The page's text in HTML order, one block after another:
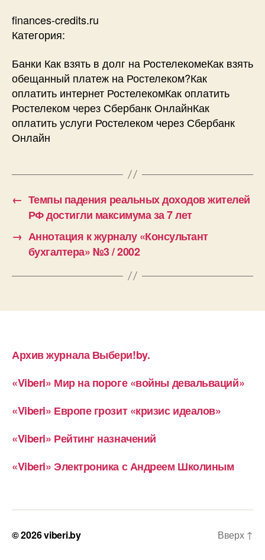
finances-credits.ru
Категория:
Банки Как взять в долг на РостелекомеКак взять
обещанный платеж на Ростелеком?Как
оплатить интернет РостелекомКак оплатить
Ростелеком через Сбербанк ОнлайнКак
оплатить услуги Ростелеком через Сбербанк
Онлайн
← Темпы падения реальных доходов жителей
РФ достигли максимума за 7 лет
→ Аннотация к журналу «Консультант
бухгалтера» №3 / 2002
Архив журнала Выбери!by.
«Viberi» Мир на пороге «войны девальваций»
«Viberi» Европе грозит «кризис идеалов»
«Viberi» Рейтинг назначений
«Viberi» Электроника с Андреем Школиным
© 2026viberi.by Вверх ↑